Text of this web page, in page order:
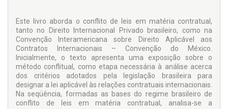
Este livro aborda o conflito de leis em matéria contratual,
tanto no Direito Internacional Privado brasileiro, como na
Convenção Interamericana sobre Direito Aplicável aos
Contratos Internacionais – Convenção do México.
Inicialmente, o texto apresenta uma exposição sobre o
método conflitual, como etapa necessária à análise acerca
dos critérios adotados pela legislação brasileira para
designar a lei aplicável às relações contratuais internacionais.
Na seqüência, formadas as bases do regime brasileiro de
conflito de leis em matéria contratual, analisa-se a